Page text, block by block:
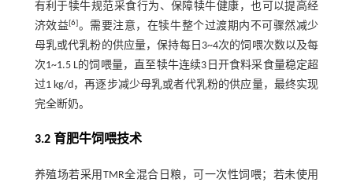
有利于犊牛规范采食行为、保障犊牛健康，也可以提高经
济效益[6]。需要注意，在犊牛整个过渡期内不可骤然减少
母乳或代乳粉的供应量，保持每日3~4次的饲喂次数以及每
次1~1.5 L的饲喂量，直至犊牛连续3日开食料采食量稳定超
过1 kg/d，再逐步减少母乳或者代乳粉的供应量，最终实现
完全断奶。
3.2 育肥牛饲喂技术
养殖场若采用TMR全混合日粮，可一次性饲喂；若未使用